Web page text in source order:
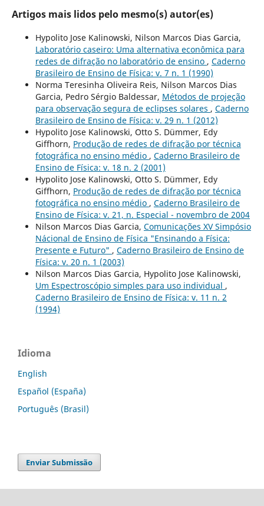
Artigos mais lidos pelo mesmo(s) autor(es)
Hypolito Jose Kalinowski, Nilson Marcos Dias Garcia,
Laboratório caseiro: Uma alternativa econômica para
redes de difração no laboratório de ensino , Caderno
Brasileiro de Ensino de Física: v. 7 n. 1 (1990)
Norma Teresinha Oliveira Reis, Nilson Marcos Dias
Garcia, Pedro Sérgio Baldessar, Métodos de projeção
para observação segura de eclipses solares , Caderno
Brasileiro de Ensino de Física: v. 29 n. 1 (2012)
Hypolito Jose Kalinowski, Otto S. Dümmer, Edy
Giffhorn, Produção de redes de difração por técnica
fotográfica no ensino médio , Caderno Brasileiro de
Ensino de Física: v. 18 n. 2 (2001)
Hypolito Jose Kalinowski, Otto S. Dümmer, Edy
Giffhorn, Produção de redes de difração por técnica
fotográfica no ensino médio , Caderno Brasileiro de
Ensino de Física: v. 21, n. Especial - novembro de 2004
Nilson Marcos Dias Garcia, Comunicações XV Simpósio
Nácional de Ensino de Física "Ensinando a Física:
Presente e Futuro" , Caderno Brasileiro de Ensino de
Física: v. 20 n. 1 (2003)
Nilson Marcos Dias Garcia, Hypolito Jose Kalinowski,
Um Espectroscópio simples para uso individual ,
Caderno Brasileiro de Ensino de Física: v. 11 n. 2
(1994)
Idioma
English
Español (España)
Português (Brasil)
Enviar Submissão